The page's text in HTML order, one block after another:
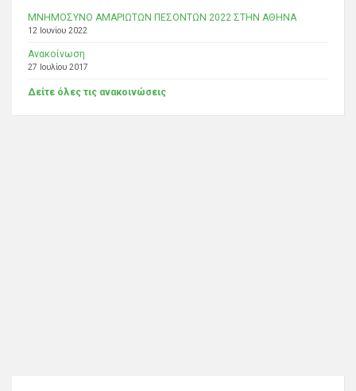
ΜΝΗΜΟΣΥΝΟ ΑΜΑΡΙΩΤΩΝ ΠΕΣΟΝΤΩΝ 2022 ΣΤΗΝ ΑΘΗΝΑ
12 Ιουνίου 2022
Ανακοίνωση
27 Ιουλίου 2017
Δείτε όλες τις ανακοινώσεις